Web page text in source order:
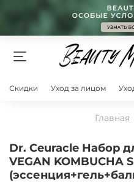
Скидки Уход за лицом
Главная
Dr. Ceuracle Набор
VEGAN KOMBUCHA